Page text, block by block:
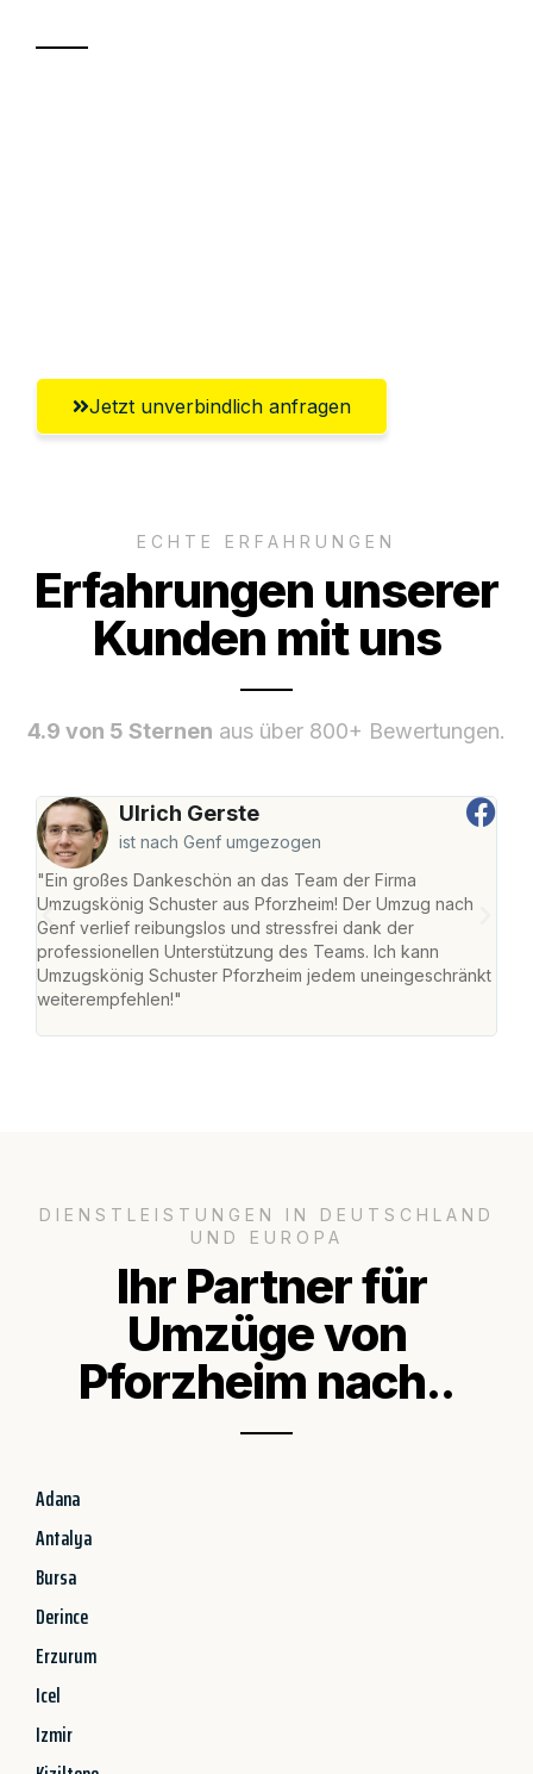
Jetzt unverbindlich anfragen
ECHTE ERFAHRUNGEN
Erfahrungen unserer
Kunden mit uns
4.9 von 5 Sternen aus über 800+ Bewertungen.
Ulrich Gerste
ist nach Genf umgezogen
"Ein großes Dankeschön an das Team der Firma
Umzugskönig Schuster aus Pforzheim! Der Umzug nach
Genf verlief reibungslos und stressfrei dank der
professionellen Unterstützung des Teams. Ich kann
Umzugskönig Schuster Pforzheim jedem uneingeschränkt
weiterempfehlen!"
DIENSTLEISTUNGEN IN DEUTSCHLAND
UND EUROPA
Ihr Partner für
Umzüge von
Pforzheim nach..
Adana
Antalya
Bursa
Derince
Erzurum
Icel
Izmir